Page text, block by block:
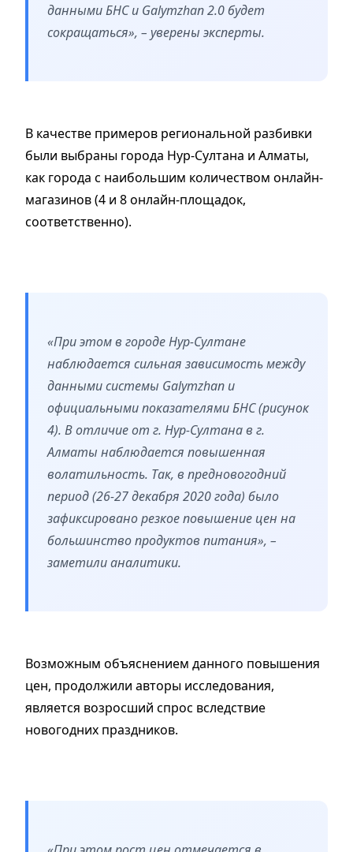
данными БНС и Galymzhan 2.0 будет
сокращаться», – уверены эксперты.
В качестве примеров региональной разбивки
были выбраны города Нур-Султана и Алматы,
как города с наибольшим количеством онлайн-
магазинов (4 и 8 онлайн-площадок,
соответственно).
«При этом в городе Нур-Султане
наблюдается сильная зависимость между
данными системы Galymzhan и
официальными показателями БНС (рисунок
4). В отличие от г. Нур-Султана в г.
Алматы наблюдается повышенная
волатильность. Так, в предновогодний
период (26-27 декабря 2020 года) было
зафиксировано резкое повышение цен на
большинство продуктов питания», –
заметили аналитики.
Возможным объяснением данного повышения
цен, продолжили авторы исследования,
является возросший спрос вследствие
новогодних праздников.